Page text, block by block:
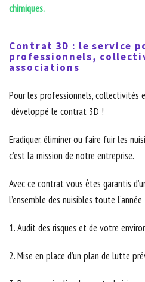
chimiques.
Contrat 3D : le service
professionnels,
associations
Pour les professionnels, collectivités
développé le contrat 3D !
Eradiquer, éliminer ou faire fuir les
c’est la mission de notre entreprise.
Avec ce contrat vous êtes garantis
l’ensemble des nuisibles toute
1. Audit des risques et de votre
2. Mise en place d’un plan de lutte